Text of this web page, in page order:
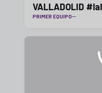
VALLADOLID
PRIMER EQUIPO